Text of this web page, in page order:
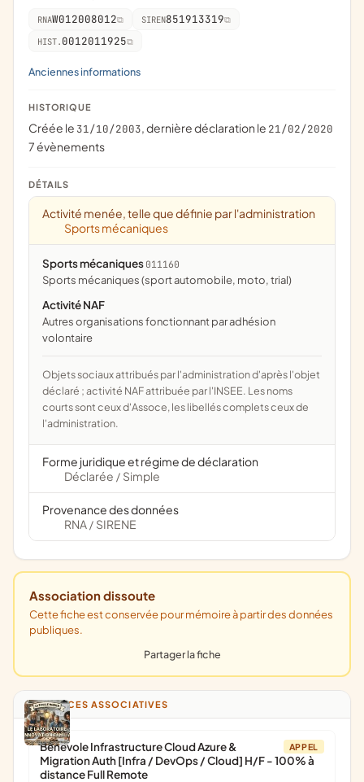
RNAW012008012 SIREN851913319
HIST. 0012011925
Anciennes informations
HISTORIQUE
Créée le 31/10/2003, dernière déclaration le 21/02/2020
7 évènements
DÉTAILS
Activité menée, telle que définie par l'administration
Sports mécaniques
Sports mécaniques 011160
Sports mécaniques (sport automobile, moto, trial)
Activité NAF
Autres organisations fonctionnant par adhésion
volontaire
Objets sociaux attribués par l'administration d'après l'objet
déclaré ; activité NAF attribuée par l'INSEE. Les noms
courts sont ceux d'Assoce, les libellés complets ceux de
l'administration.
Forme juridique et régime de déclaration
Déclarée / Simple
Provenance des données
RNA / SIRENE
Association dissoute
Cette fiche est conservée pour mémoire à partir des données
publiques.
Partager la fiche
ANNONCES ASSOCIATIVES
APPEL
Bénévole Infrastructure Cloud Azure &
Migration Auth [Infra / DevOps / Cloud] H/F - 100% à
distance Full Remote